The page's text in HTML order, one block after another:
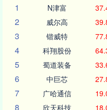
1
N津富
2 威尔高
3 锴威特
4 科翔股份
5 蜀道装备
6 中巨芯
7 广哈通信
8 欣天科技